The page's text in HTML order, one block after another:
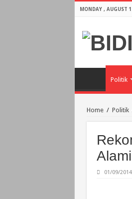
MONDAY , AUGUST
Politik
Home / Politik
Alami
01/09/2014